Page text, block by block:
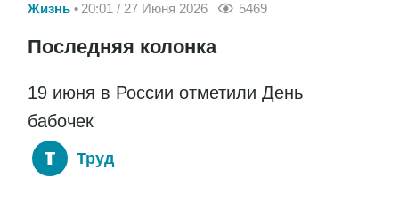
Жизнь 20:01 / 27 Июня 2026 5469
Последняя колонка
19 июня в России отметили День
бабочек
Труд